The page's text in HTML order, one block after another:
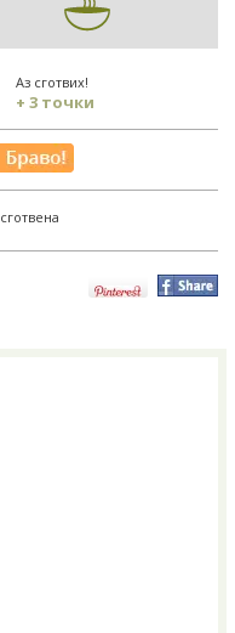
Аз сготвих!
+ 3 точки
сготвена